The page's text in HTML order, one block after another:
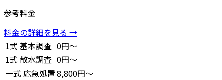
参考料金
料金の詳細を見る →
1式 基本調査 0円～
1式 散水調査 0円～
一式 応急処置 8,800円～